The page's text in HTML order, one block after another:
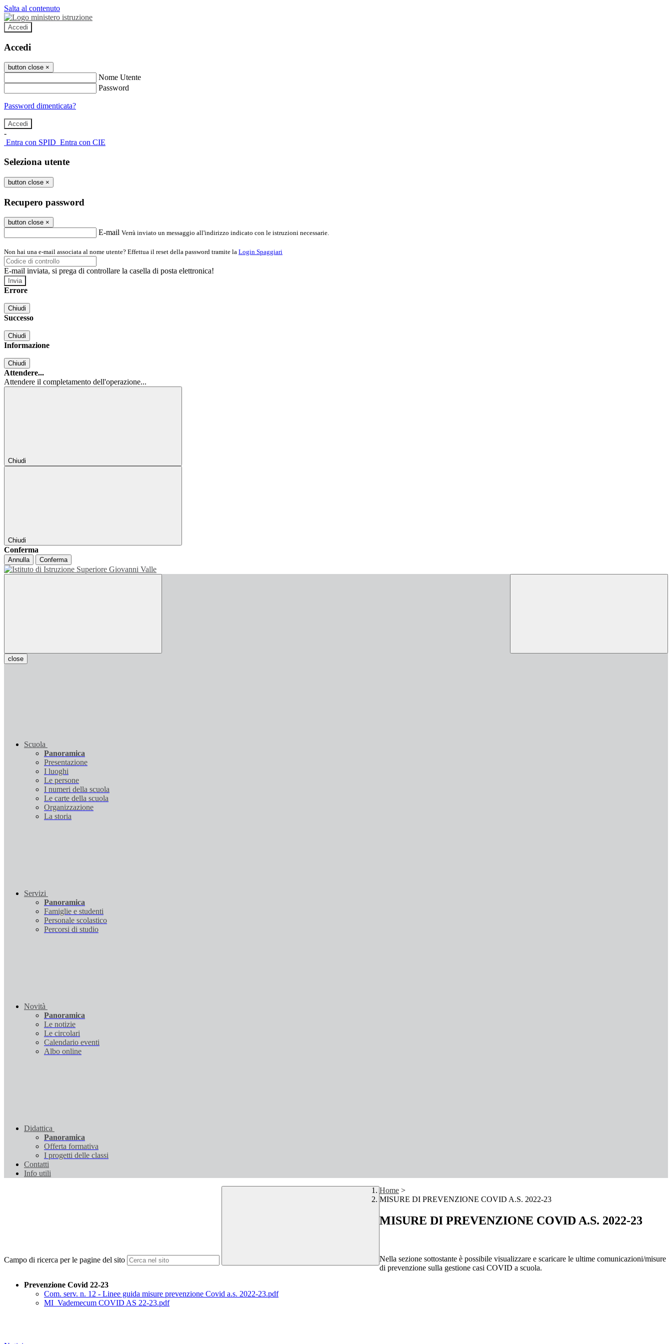
Salta al contenuto
Accedi
Accedi
button close ×
Nome Utente
Password
Password dimenticata?
-
Entra con SPID Entra con CIE
Seleziona utente
button close ×
Recupero password
button close ×
E-mail Verrà inviato un messaggio all'indirizzo indicato con le istruzioni necessarie.
Non hai una e-mail associata al nome utente? Effettua il reset della password tramite la Login Spaggiari
E-mail inviata, si prega di controllare la casella di posta elettronica!
Errore
Chiudi
Successo
Chiudi
Informazione
Chiudi
Attendere...
Attendere il completamento dell'operazione...
Chiudi
Chiudi
Conferma
Annulla Conferma
close
Scuola
Panoramica
Presentazione
I luoghi
Le persone
I numeri della scuola
Le carte della scuola
Organizzazione
La storia
Servizi
Panoramica
Famiglie e studenti
Personale scolastico
Percorsi di studio
Novità
Panoramica
Le notizie
Le circolari
Calendario eventi
Albo online
Didattica
Panoramica
Offerta formativa
I progetti delle classi
Contatti
Info utili
Campo di ricerca per le pagine del sito
Home >
MISURE DI PREVENZIONE COVID A.S. 2022-23
MISURE DI PREVENZIONE COVID A.S. 2022-23
Nella sezione sottostante è possibile visualizzare e scaricare le ultime comunicazioni/misure
di prevenzione sulla gestione casi COVID a scuola.
Prevenzione Covid 22-23
Com. serv. n. 12 - Linee guida misure prevenzione Covid a.s. 2022-23.pdf
MI_Vademecum COVID AS 22-23.pdf